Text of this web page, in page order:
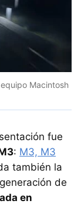
Macintosh
fue
: M3, M3
también la
de
en